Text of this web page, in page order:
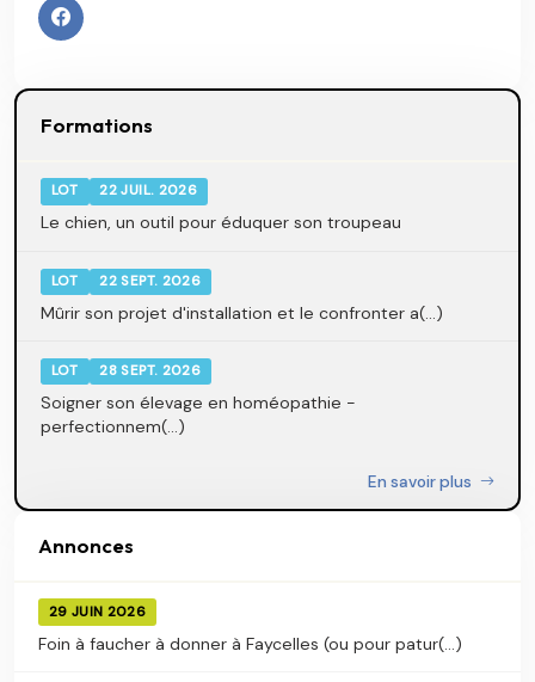
Formations
LOT 22 JUIL. 2026
Le chien, un outil pour éduquer son troupeau
LOT 22 SEPT. 2026
Mûrir son projet d'installation et le confronter a(...)
LOT 28 SEPT. 2026
Soigner son élevage en homéopathie -
perfectionnem(...)
En savoir plus
Annonces
29 JUIN 2026
Foin à faucher à donner à Faycelles (ou pour patur(...)